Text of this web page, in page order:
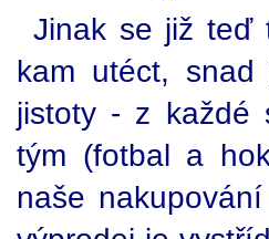
Jinak se již teď
kam utéct,
jistoty - z každé
tým (fotbal a
naše